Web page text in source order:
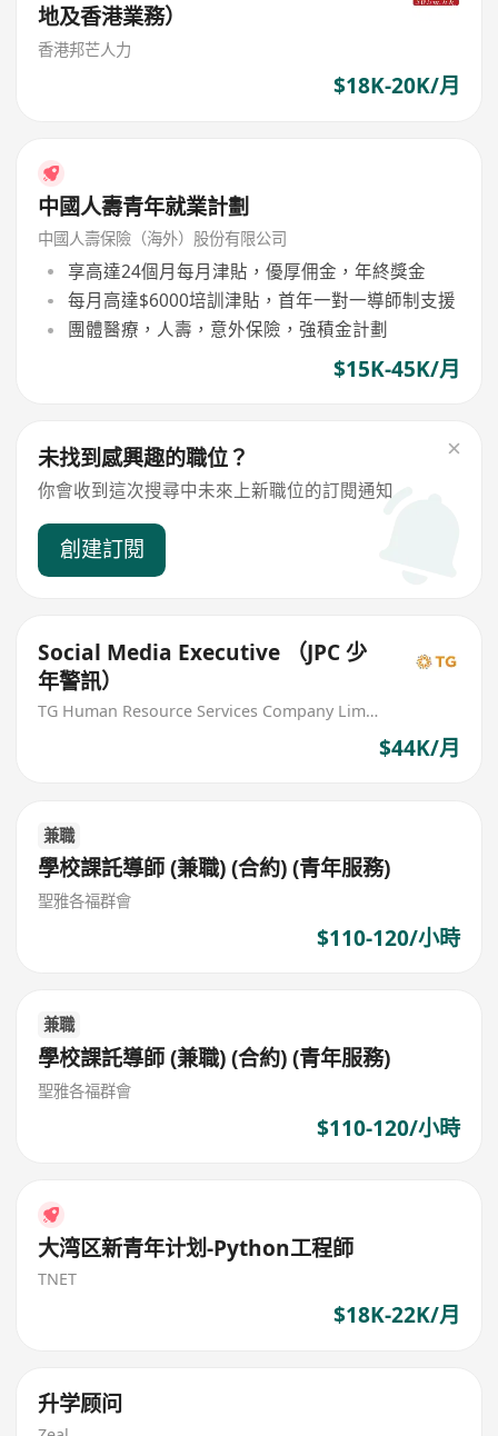
地及香港業務）
香港邦芒人力
$18K-20K/月
中國人壽青年就業計劃
中國人壽保險（海外）股份有限公司
享高達24個月每月津貼，優厚佣金，年終獎金
每月高達$6000培訓津貼，首年一對一導師制支援
團體醫療，人壽，意外保險，強積金計劃
$15K-45K/月
未找到感興趣的職位？
你會收到這次搜尋中未來上新職位的訂閱通知
創建訂閱
Social Media Executive （JPC 少
年警訊）
TG Human Resource Services Company Limited
$44K/月
兼職
學校課託導師 (兼職) (合約) (青年服務)
聖雅各福群會
$110-120/小時
兼職
學校課託導師 (兼職) (合約) (青年服務)
聖雅各福群會
$110-120/小時
大湾区新青年计划-Python工程師
TNET
$18K-22K/月
升学顾问